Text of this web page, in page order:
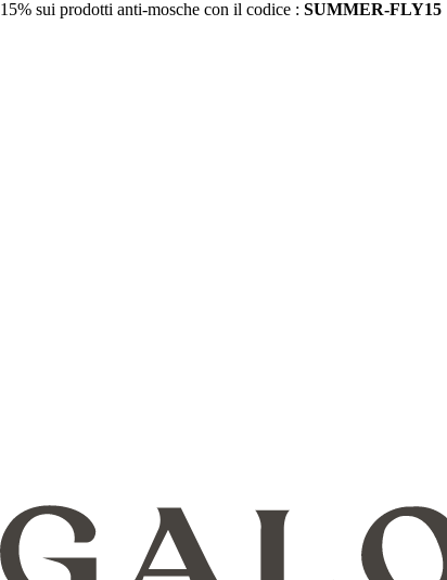
15% sui prodotti anti-mosche con il codice : SUMMER-FLY15